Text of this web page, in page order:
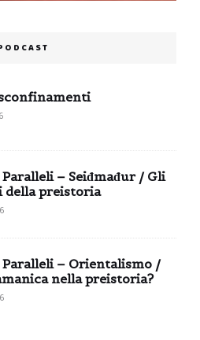
– Seiđmađur / Gli
della preistoria
– Orientalismo /
nella preistoria?